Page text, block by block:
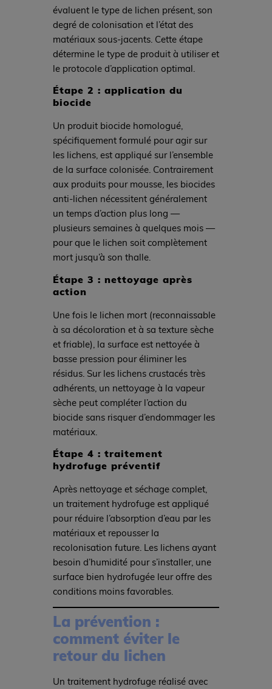
évaluent le type de lichen présent, son
degré de colonisation et l’état des
matériaux sous-jacents. Cette étape
détermine le type de produit à utiliser et
le protocole d’application optimal.
Étape 2 : application du
biocide
Un produit biocide homologué,
spécifiquement formulé pour agir sur
les lichens, est appliqué sur l’ensemble
de la surface colonisée. Contrairement
aux produits pour mousse, les biocides
anti-lichen nécessitent généralement
un temps d’action plus long —
plusieurs semaines à quelques mois —
pour que le lichen soit complètement
mort jusqu’à son thalle.
Étape 3 : nettoyage après
action
Une fois le lichen mort (reconnaissable
à sa décoloration et à sa texture sèche
et friable), la surface est nettoyée à
basse pression pour éliminer les
résidus. Sur les lichens crustacés très
adhérents, un nettoyage à la vapeur
sèche peut compléter l’action du
biocide sans risquer d’endommager les
matériaux.
Étape 4 : traitement
hydrofuge préventif
Après nettoyage et séchage complet,
un traitement hydrofuge est appliqué
pour réduire l’absorption d’eau par les
matériaux et repousser la
recolonisation future. Les lichens ayant
besoin d’humidité pour s’installer, une
surface bien hydrofugée leur offre des
conditions moins favorables.
La prévention :
comment éviter le
retour du lichen
Un traitement hydrofuge réalisé avec